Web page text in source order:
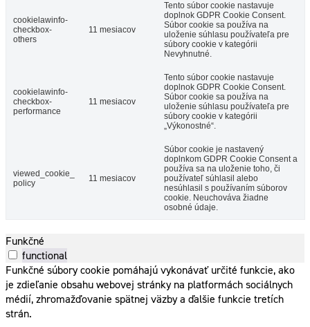
cookielawinfo-
checkbox-
others
11 mesiacov
Tento súbor cookie nastavuje
doplnok GDPR Cookie Consent.
Súbor cookie sa používa na
uloženie súhlasu používateľa pre
súbory cookie v kategórii
Nevyhnutné.
cookielawinfo-
checkbox-
performance
11 mesiacov
Tento súbor cookie nastavuje
doplnok GDPR Cookie Consent.
Súbor cookie sa používa na
uloženie súhlasu používateľa pre
súbory cookie v kategórii
„Výkonostné“.
viewed_cookie_
policy
11 mesiacov
Súbor cookie je nastavený
doplnkom GDPR Cookie Consent a
používa sa na uloženie toho, či
používateľ súhlasil alebo
nesúhlasil s používaním súborov
cookie. Neuchováva žiadne
osobné údaje.
Funkčné
functional
Funkčné súbory cookie pomáhajú vykonávať určité funkcie, ako
je zdieľanie obsahu webovej stránky na platformách sociálnych
médií, zhromažďovanie spätnej väzby a ďalšie funkcie tretích
strán.